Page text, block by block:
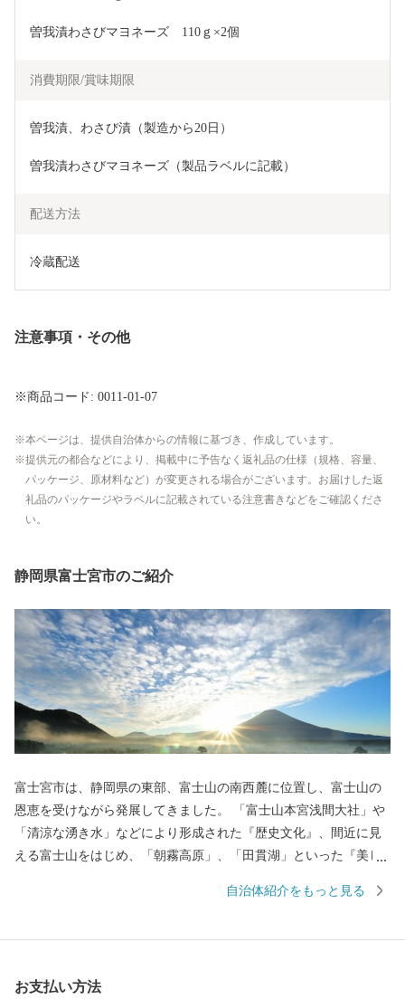
曽我漬わさびマヨネーズ　110ｇ×2個
消費期限/賞味期限
曽我漬、わさび漬（製造から20日）
曽我漬わさびマヨネーズ（製品ラベルに記載）
配送方法
冷蔵配送
注意事項・その他
※商品コード: 0011-01-07
本ページは、提供自治体からの情報に基づき、作成しています。
提供元の都合などにより、掲載中に予告なく返礼品の仕様（規格、容量、
パッケージ、原材料など）が変更される場合がございます。お届けした返
礼品のパッケージやラベルに記載されている注意書きなどをご確認くださ
い。
静岡県富士宮市のご紹介
富士宮市は、静岡県の東部、富士山の南西麓に位置し、富士山の
恩恵を受けながら発展してきました。 「富士山本宮浅間大社」や
「清涼な湧き水」などにより形成された『歴史文化』、間近に見
える富士山をはじめ、「朝霧高原」、「田貫湖」といった『美し
て生産された農産物、ニジマス、日本酒といった『美食』など、
育まれた歴史文化を体感できます。 市の北部にある朝霧高原で
自治体紹介をもっと見る
お支払い方法